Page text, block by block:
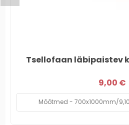
Tsellofaan läbipaistev
9,00 €